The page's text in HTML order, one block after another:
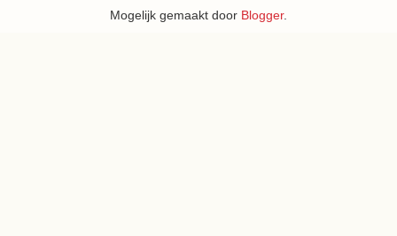
Mogelijk gemaakt door Blogger.